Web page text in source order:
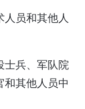
人员和其他人
士兵、军队院
其他人员中